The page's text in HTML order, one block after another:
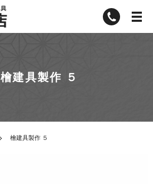
檜建具製作 ５
檜建具製作 ５